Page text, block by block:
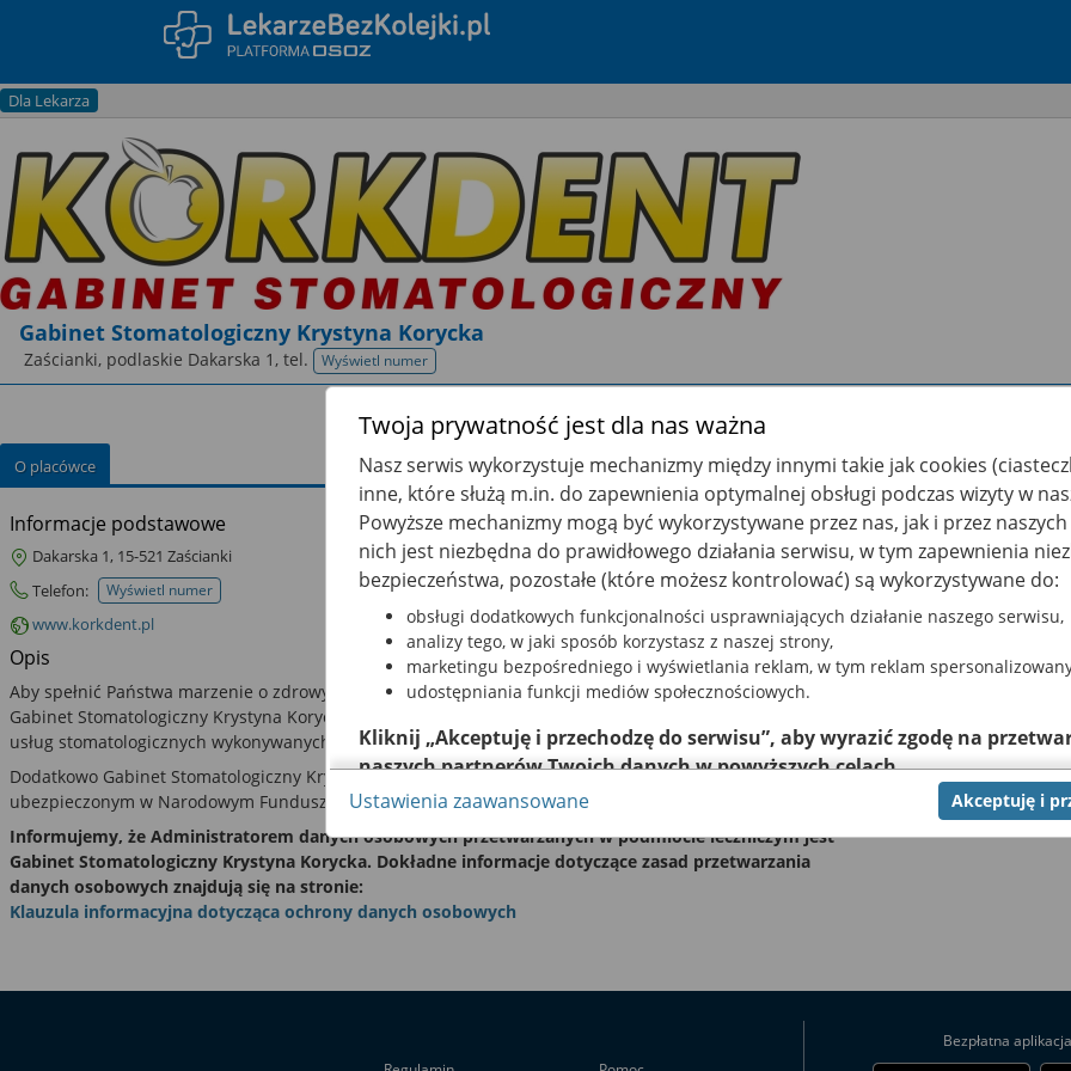
Dla Lekarza
Gabinet Stomatologiczny Krystyna Korycka
Zaścianki, podlaskie Dakarska 1, tel. Wyświetl numer
telefonu
O placówce
Informacje podstawowe
Dakarska 1, 15-521 Zaścianki
Telefon:
Wyświetl numertelefonu do rejestracji
www.korkdent.pl
Opis
Aby spełnić Państwa marzenie o zdrowych, pięknych zębach, w ramach działalności podmiotu leczniczego
Gabinet Stomatologiczny Krystyna Korycka świadczy szeroki wachlarz, wysokiej jakości
usług stomatologicznych wykonywanych w komfortowych warunkach w dogodnym dla Państwa terminie.
Dodatkowo Gabinet Stomatologiczny Krystyna Korycka świadczy bezpłatne usługi pacjentom
ubezpieczonym w Narodowym Funduszu Zdrowia w zakresie objętym umową z NFZ.
Informujemy, że Administratorem danych osobowych przetwarzanych w podmiocie leczniczym jest
Gabinet Stomatologiczny Krystyna Korycka. Dokładne informacje dotyczące zasad przetwarzania
danych osobowych znajdują się na stronie:
Klauzula informacyjna dotycząca ochrony danych osobowych
Lokalizacja
+
Bezpłatna
Twoja prywatność jest dla nas ważna
Nasz serwis wykorzystuje mechanizmy między innymi takie jak cookies
inne, które służą m.in. do zapewnienia optymalnej obsługi podczas wizyty w
Powyższe mechanizmy mogą być wykorzystywane przez nas, jak i przez
nich jest niezbędna do prawidłowego działania serwisu, w tym zapewnienia
bezpieczeństwa, pozostałe (które możesz kontrolować) są wykorzystywane do:
obsługi dodatkowych funkcjonalności usprawniających działanie naszego serwisu,
analizy tego, w jaki sposób korzystasz z naszej strony,
marketingu bezpośredniego i wyświetlania reklam, w tym reklam
udostępniania funkcji mediów społecznościowych.
Kliknij „Akceptuję i przechodzę do serwisu”, aby wyrazić zgodę na
naszych partnerów Twoich danych w powyższych celach.
Pamiętaj, że wyrażenie zgody jest dobrowolne, a wyrażoną zgodę możesz w
możesz też wycofać zgodę na przetwarzanie Twoich danych tylko w niektórych
dowiedzieć się więcej lub chcesz przeprowadzić konfigurację szczegółową, to
za pomocą „Ustawień zaawansowanych”.
Więcej informacji na temat wykorzystywania narzędzi zewnętrznych w naszym
Akceptuję i
Ustawienia zaawansowane